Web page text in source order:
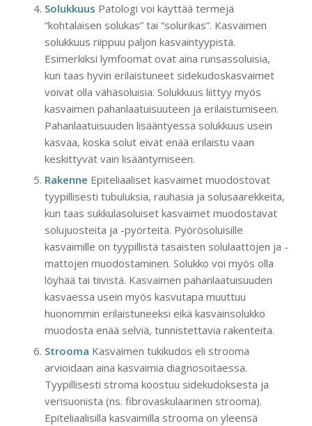
Solukkuus Patologi voi käyttää termejä
“kohtalaisen solukas” tai “solurikas”. Kasvaimen
solukkuus riippuu paljon kasvaintyypistä.
Esimerkiksi lymfoomat ovat aina runsassoluisia,
kun taas hyvin erilaistuneet sidekudoskasvaimet
voivat olla vähäsoluisia. Solukkuus liittyy myös
kasvaimen pahanlaatuisuuteen ja erilaistumiseen.
Pahanlaatuisuuden lisääntyessä solukkuus usein
kasvaa, koska solut eivät enää erilaistu vaan
keskittyvät vain lisääntymiseen.
Rakenne Epiteliaaliset kasvaimet muodostovat
tyypillisesti tubuluksia, rauhasia ja solusaarekkeita,
kun taas sukkulasoluiset kasvaimet muodostavat
solujuosteita ja -pyörteitä. Pyörösoluisille
kasvaimille on tyypillistä tasaisten solulaattojen ja -
mattojen muodostaminen. Solukko voi myös olla
löyhää tai tiivistä. Kasvaimen pahanlaatuisuuden
kasvaessa usein myös kasvutapa muuttuu
huonommin erilaistuneeksi eikä kasvainsolukko
muodosta enää selviä, tunnistettavia rakenteita.
Strooma Kasvaimen tukikudos eli strooma
arvioidaan aina kasvaimia diagnosoitaessa.
Tyypillisesti stroma koostuu sidekudoksesta ja
verisuonista (ns. fibrovaskulaarinen strooma).
Epiteliaalisilla kasvaimilla strooma on yleensä